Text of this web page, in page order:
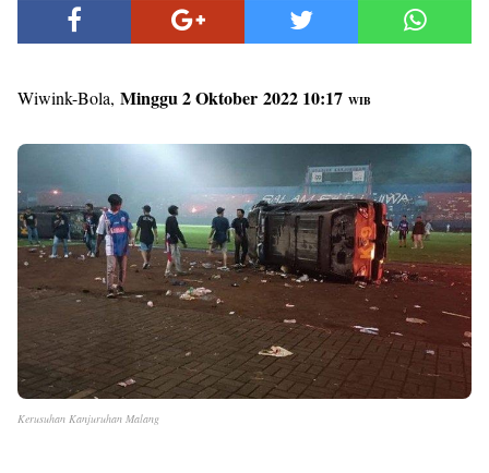
Wiwink-Bola, Minggu 2 Oktober 2022 10:17 WIB
Kerusuhan Kanjuruhan Malang